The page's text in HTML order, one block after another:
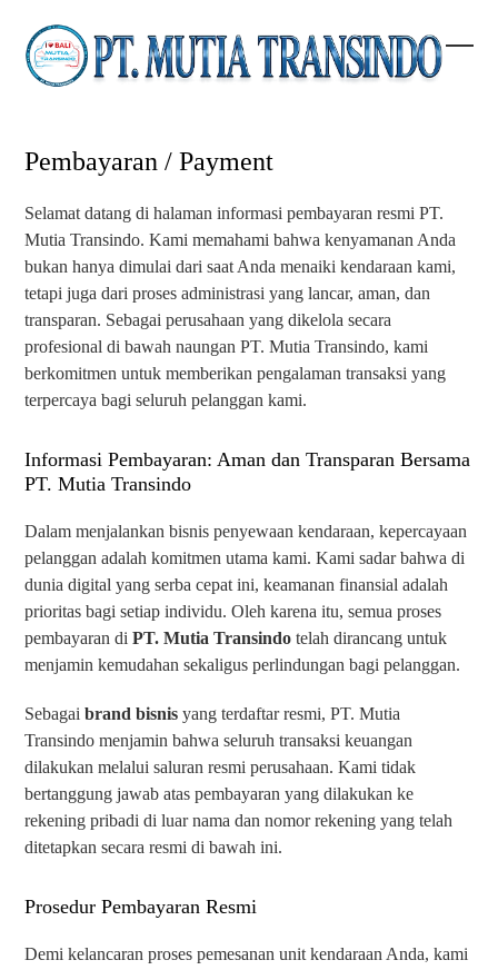
content
Pembayaran / Payment
Selamat datang di halaman informasi pembayaran resmi PT.
Mutia Transindo. Kami memahami bahwa kenyamanan Anda
bukan hanya dimulai dari saat Anda menaiki kendaraan kami,
tetapi juga dari proses administrasi yang lancar, aman, dan
transparan. Sebagai perusahaan yang dikelola secara
profesional di bawah naungan PT. Mutia Transindo, kami
berkomitmen untuk memberikan pengalaman transaksi yang
terpercaya bagi seluruh pelanggan kami.
Informasi Pembayaran: Aman dan Transparan Bersama
PT. Mutia Transindo
Dalam menjalankan bisnis penyewaan kendaraan, kepercayaan
pelanggan adalah komitmen utama kami. Kami sadar bahwa di
dunia digital yang serba cepat ini, keamanan finansial adalah
prioritas bagi setiap individu. Oleh karena itu, semua proses
pembayaran diPT. Mutia Transindo telah dirancang untuk
menjamin kemudahan sekaligus perlindungan bagi pelanggan.
Sebagaibrand bisnis yang terdaftar resmi, PT. Mutia
Transindo menjamin bahwa seluruh transaksi keuangan
dilakukan melalui saluran resmi perusahaan. Kami tidak
bertanggung jawab atas pembayaran yang dilakukan ke
rekening pribadi di luar nama dan nomor rekening yang telah
ditetapkan secara resmi di bawah ini.
Prosedur Pembayaran Resmi
Demi kelancaran proses pemesanan unit kendaraan Anda, kami